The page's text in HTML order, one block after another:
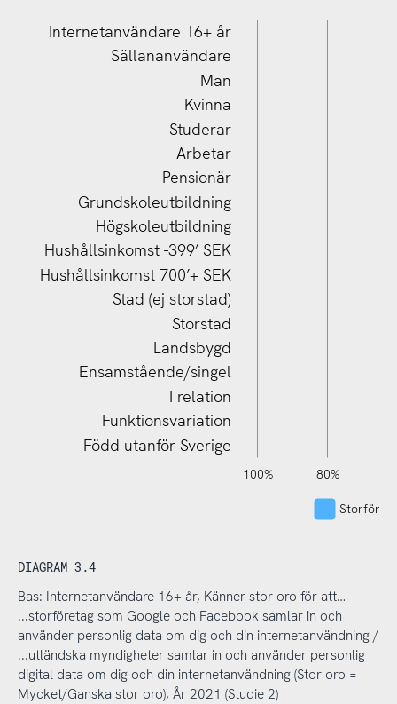
Hushållsinkomst 700’+ SEK
Född utanför Sverige
Funktionsvariation
I relation
Ensamstående/singel
Landsbygd
Storstad
Stad (ej storstad)
Hushållsinkomst 700’+ SEK
Hushållsinkomst -399’ SEK
Högskoleutbildning
Grundskoleutbildning
Pensionär
Arbetar
Studerar
Kvinna
Man
Sällananvändare
Internetanvändare 16+ år
-40%
-20% 80%
100%
120%
140%
DIAGRAM 3.4
Bas: Internetanvändare 16+ år, Känner stor oro för att…
...storföretag som Google och Facebook samlar in och
använder personlig data om dig och din internetanvändning /
...utländska myndigheter samlar in och använder personlig
digital data om dig och din internetanvändning (Stor oro =
Mycket/Ganska stor oro), År 2021 (Studie 2)